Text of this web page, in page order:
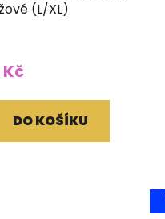
(L/XL)
Kč
DO KOŠÍKU